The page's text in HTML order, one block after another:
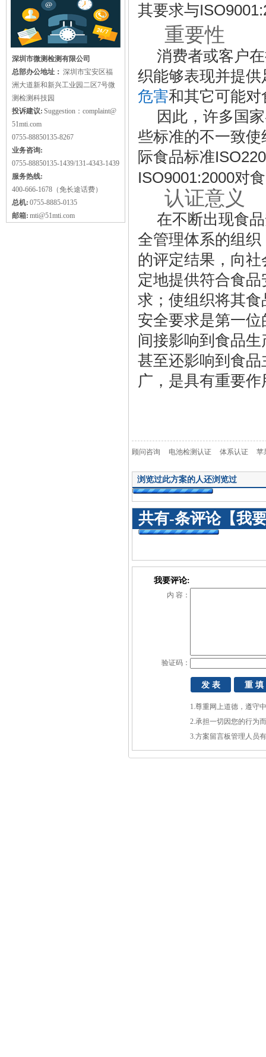
深圳市微测检测有限公司
总部办公地址： 深圳市宝安区福
洲大道新和新兴工业园二区7号微
测检测科技园
投诉建议: Suggestion：complaint@
51mti.com
0755-88850135-8267
业务咨询:
0755-88850135-1439/131-4343-1439
服务热线:
400-666-1678（免长途话费）
总机: 0755-8885-0135
邮箱: mti@51mti.com
其要求与
重要性
消费者或客户
织能够表现并提
危害和其它可能
因此，许多国
些标准的不一致
际食品标准
ISO9001:2000对
认证意义
在不断出现食
全管理体系的组
的评定结果，向
定地提供符合食
求；使组织将其
安全要求是第一
间接影响到食品
甚至还影响到食
广，是具有重要
顾问咨询 电池检测认证 体系认证 苹
浏览过此方案的人还浏览过
共有-条评论【我
我要评论:
内 容：
验证码：
1.尊重网上道德，遵守
2.承担一切因您的行为
3.方案留言板管理人员